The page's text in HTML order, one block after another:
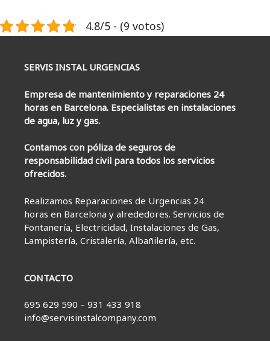
4.8/5 - (9 votos)
SERVIS INSTAL URGENCIAS
Empresa de mantenimiento y reparaciones 24
horas en Barcelona. Especialistas en instalaciones
de agua, luz y gas.
Contamos con póliza de seguros de
responsabilidad civil para todos los servicios
ofrecidos.
Realizamos Reparaciones de Urgencias 24
horas en Barcelona y alrededores. Servicios de
Fontanería, Electricidad, Instalaciones de Gas,
Lampistería, Cristalería, Albañilería, etc.
CONTACTO
695 629 590 – 931 433 918
info@servisinstalcompany.com